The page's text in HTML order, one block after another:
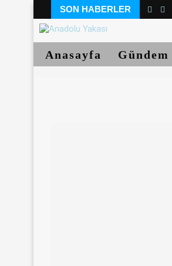
SON HABERLER
Anasayfa Gündem